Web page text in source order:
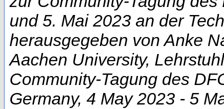
und 5. Mai 2023 an der
herausgegeben von Anke
Aachen University,
Community-Tagung des
Germany, 4 May 2023 - 5